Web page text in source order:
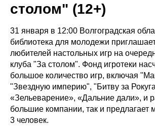
столом" (12+)
31 января в 12:00 Волгоградская
библиотека для молодежи
любителей настольных игр на
клуба "За столом". Фонд игротеки
большое количество игр, включая
"Звездную империю", "Битву за
«Зельеварение», «Дальние дали», и
большие компании, так и предлагает
3 человек.